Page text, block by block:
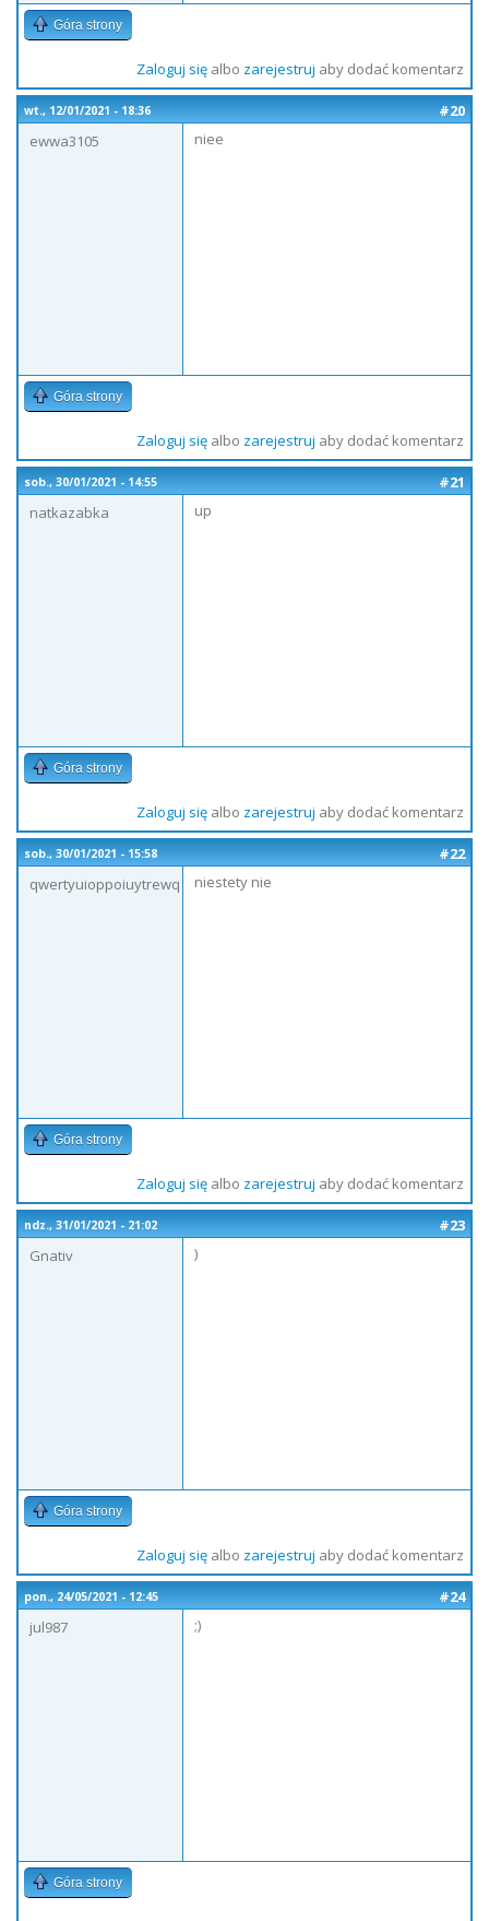
Góra strony
Zaloguj sięalbo zarejestruj aby dodać komentarz
wt., 12/01/2021 - 18:36
#20
ewwa3105
niee
Góra strony
Zaloguj sięalbo zarejestruj aby dodać komentarz
sob., 30/01/2021 - 14:55
#21
natkazabka
up
Góra strony
Zaloguj sięalbo zarejestruj aby dodać komentarz
sob., 30/01/2021 - 15:58
#22
qwertyuioppoiuytrewq
niestety nie
Góra strony
Zaloguj sięalbo zarejestruj aby dodać komentarz
ndz., 31/01/2021 - 21:02
#23
Gnativ
)
Góra strony
Zaloguj sięalbo zarejestruj aby dodać komentarz
pon., 24/05/2021 - 12:45
#24
jul987
;)
Góra strony